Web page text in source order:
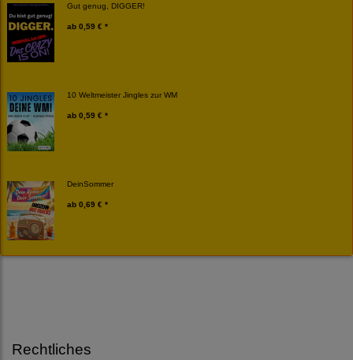
Gut genug, DIGGER!
ab 0,59 € *
10 Weltmeister Jingles zur WM
ab 0,59 € *
DeinSommer
ab 0,69 € *
Rechtliches